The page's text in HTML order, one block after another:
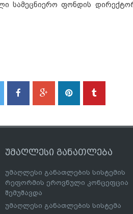
სამეცნიერო ფონდის
უმაღლესი განათლება
უმაღლესი განათლების სისტემის
რეფორმის ეროვნული კონცეფცია
შემუშავდა
უმაღლესი განათლების სისტემა